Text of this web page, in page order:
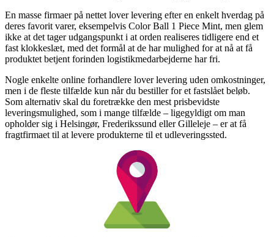
En masse firmaer på nettet lover levering efter en enkelt hverdag på
deres favorit varer, eksempelvis Color Ball 1 Piece Mint, men glem
ikke at det tager udgangspunkt i at orden realiseres tidligere end et
fast klokkeslæt, med det formål at de har mulighed for at nå at få
produktet betjent forinden logistikmedarbejderne har fri.
Nogle enkelte online forhandlere lover levering uden omkostninger,
men i de fleste tilfælde kun når du bestiller for et fastslået beløb.
Som alternativ skal du foretrække den mest prisbevidste
leveringsmulighed, som i mange tilfælde – ligegyldigt om man
opholder sig i Helsingør, Frederikssund eller Gilleleje – er at få
fragtfirmaet til at levere produkterne til et udleveringssted.